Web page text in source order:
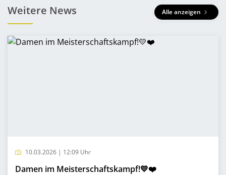
Weitere News Alle anzeigen
10.03.2026 | 12:09 Uhr
Damen im Meisterschaftskampf!💛❤️